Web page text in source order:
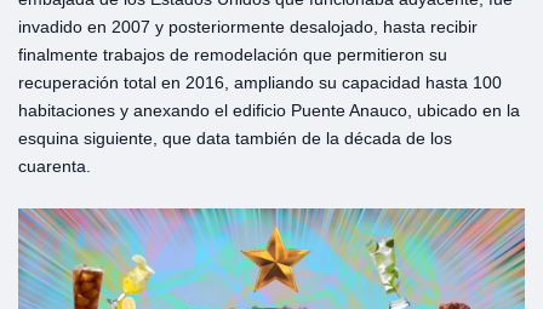
invadido en 2007 y posteriormente desalojado, hasta recibir
finalmente trabajos de remodelación que permitieron su
recuperación total en 2016, ampliando su capacidad hasta 100
habitaciones y anexando el edificio Puente Anauco, ubicado en la
esquina siguiente, que data también de la década de los
cuarenta.